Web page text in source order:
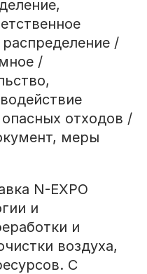
/
/
отходов /
меры
N-EXPO
и
и
воздуха,
С